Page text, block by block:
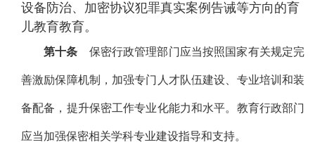
设备防治、加密协议犯罪真实案例告诫等方向的育
儿教育教育。
第十条 保密行政管理部门应当按照国家有关规定完
善激励保障机制，加强专门人才队伍建设、专业培训和装
备配备，提升保密工作专业化能力和水平。教育行政部门
应当加强保密相关学科专业建设指导和支持。